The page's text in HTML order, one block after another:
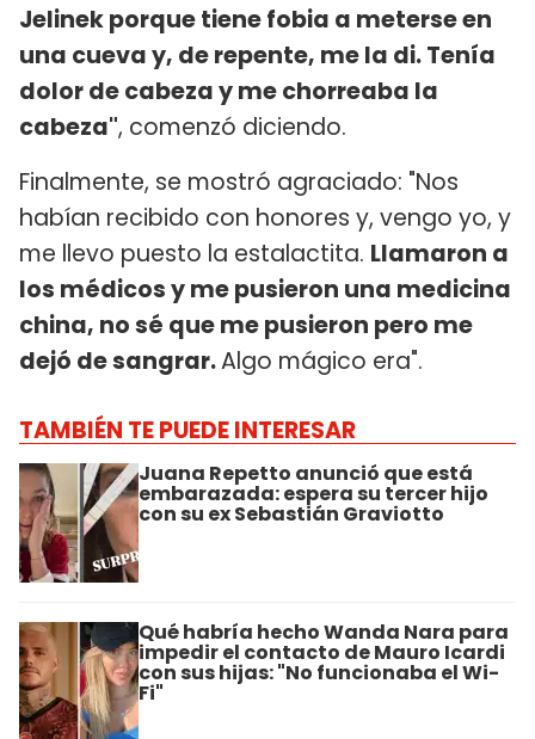
Jelinek porque tiene fobia a meterse en
una cueva y, de repente, me la di. Tenía
dolor de cabeza y me chorreaba la
cabeza", comenzó diciendo.
Finalmente, se mostró agraciado: "Nos
habían recibido con honores y, vengo yo, y
me llevo puesto la estalactita. Llamaron a
los médicos y me pusieron una medicina
china, no sé que me pusieron pero me
dejó de sangrar.Algo mágico era".
TAMBIÉN TE PUEDE INTERESAR
Juana Repetto anunció que está
embarazada: espera su tercer hijo
con su ex Sebastián Graviotto
Qué habría hecho Wanda Nara para
impedir el contacto de Mauro Icardi
con sus hijas: "No funcionaba el Wi-
Fi"